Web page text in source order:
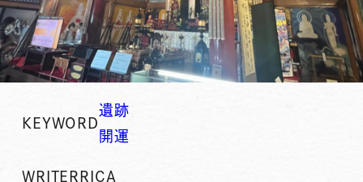
KEYWORD
遺跡
開運
WRITER RICA